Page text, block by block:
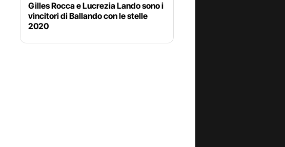
Gilles Rocca e Lucrezia Lando sono i
vincitori di Ballando con le stelle
2020